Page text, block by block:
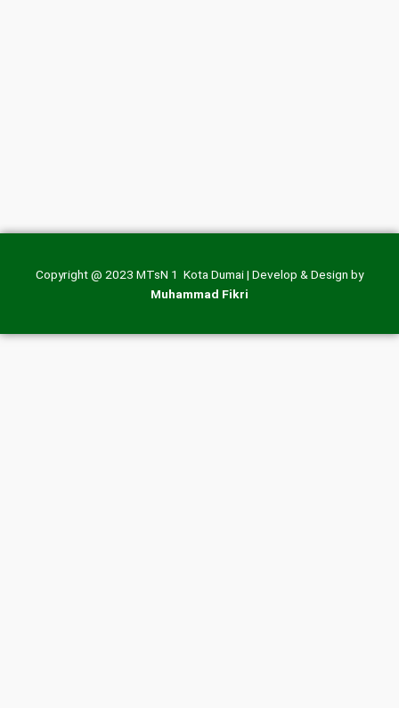
Copyright @ 2023 MTsN 1 Kota Dumai | Develop & Design by
Muhammad Fikri